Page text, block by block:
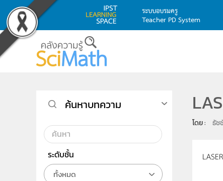
Skip to main content
ระบบอบรมครู
Teacher PD System
โดย : ธัช
ค้นหาบทความ
ระดับชั้น
ทั้งหมด